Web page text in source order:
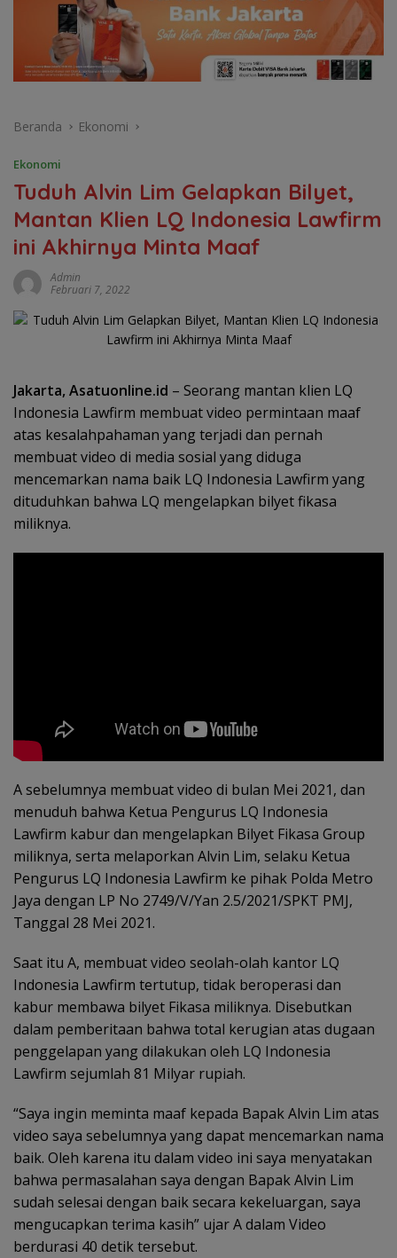
Beranda Ekonomi
Ekonomi
Tuduh Alvin Lim Gelapkan Bilyet,
Mantan Klien LQ Indonesia Lawfirm
ini Akhirnya Minta Maaf
Admin
Februari 7, 2022
Jakarta, Asatuonline.id – Seorang mantan klien LQ
Indonesia Lawfirm membuat video permintaan maaf
atas kesalahpahaman yang terjadi dan pernah
membuat video di media sosial yang diduga
mencemarkan nama baik LQ Indonesia Lawfirm yang
dituduhkan bahwa LQ mengelapkan bilyet fikasa
miliknya.
A sebelumnya membuat video di bulan Mei 2021, dan
menuduh bahwa Ketua Pengurus LQ Indonesia
Lawfirm kabur dan mengelapkan Bilyet Fikasa Group
miliknya, serta melaporkan Alvin Lim, selaku Ketua
Pengurus LQ Indonesia Lawfirm ke pihak Polda Metro
Jaya dengan LP No 2749/V/Yan 2.5/2021/SPKT PMJ,
Tanggal 28 Mei 2021.
Saat itu A, membuat video seolah-olah kantor LQ
Indonesia Lawfirm tertutup, tidak beroperasi dan
kabur membawa bilyet Fikasa miliknya. Disebutkan
dalam pemberitaan bahwa total kerugian atas dugaan
penggelapan yang dilakukan oleh LQ Indonesia
Lawfirm sejumlah 81 Milyar rupiah.
“Saya ingin meminta maaf kepada Bapak Alvin Lim atas
video saya sebelumnya yang dapat mencemarkan nama
baik. Oleh karena itu dalam video ini saya menyatakan
bahwa permasalahan saya dengan Bapak Alvin Lim
sudah selesai dengan baik secara kekeluargan, saya
mengucapkan terima kasih” ujar A dalam Video
berdurasi 40 detik tersebut.